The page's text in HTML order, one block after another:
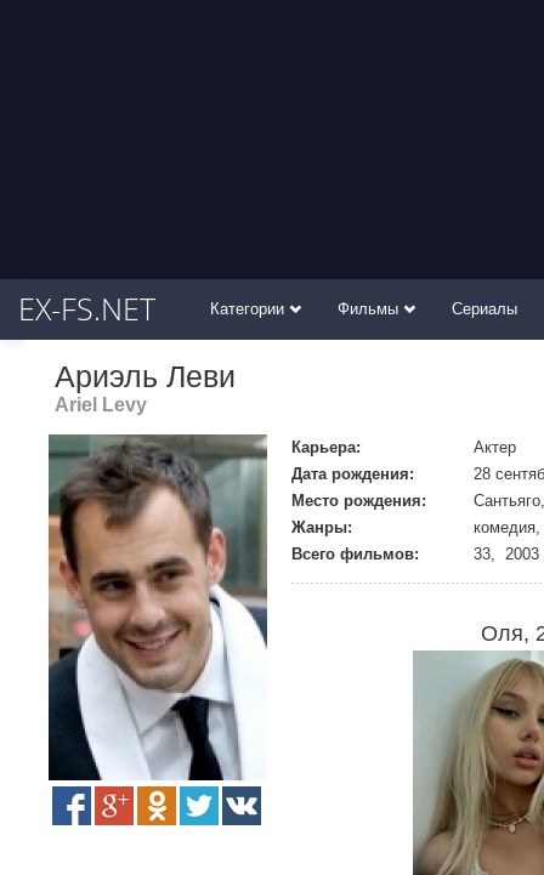
EX-FS.NET Категории Фильмы Сериалы
Ариэль Леви
Ariel Levy
Карьера:
Актер
Дата рождения:
28
Место рождения:
Жанры:
Всего фильмов:
33, 2003
Оля,